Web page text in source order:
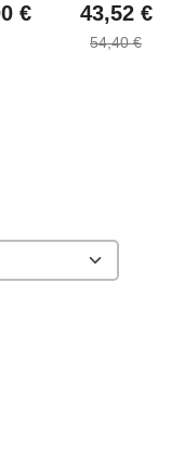
€ 43,52 €
54,40 €